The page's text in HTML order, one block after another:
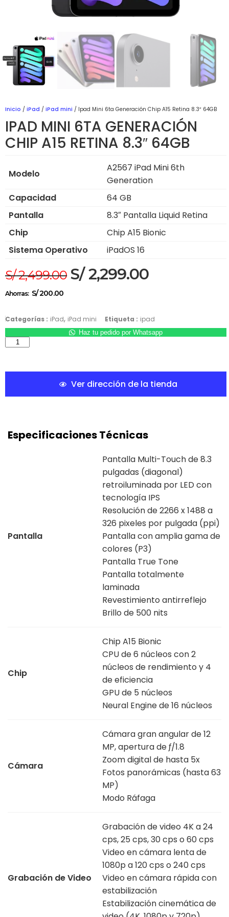
Inicio / iPad / iPad mini / Ipad Mini 6ta Generación Chip A15 Retina 8.3″ 64GB
IPAD MINI 6TA GENERACIÓN
CHIP A15 RETINA 8.3″ 64GB
Modelo
A2567 iPad Mini 6th
Generation
Capacidad
64 GB
Pantalla
8.3″ Pantalla Liquid Retina
Chip
Chip A15 Bionic
Sistema Operativo
iPadOS 16
S/2,499.00 S/2,299.00
Ahorras: S/200.00
Categorías : iPad, iPad mini Etiqueta : ipad
Haz tu pedido por Whatsapp
Ver dirección de la tienda
Especificaciones Técnicas
Pantalla
Pantalla Multi-Touch de 8.3
pulgadas (diagonal)
retroiluminada por LED con
tecnología IPS
Resolución de 2266 x 1488 a
326 pixeles por pulgada (ppi)
Pantalla con amplia gama de
colores (P3)
Pantalla True Tone
Pantalla totalmente
laminada
Revestimiento antirreflejo
Brillo de 500 nits
Chip
Chip A15 Bionic
CPU de 6 núcleos con 2
núcleos de rendimiento y 4
de eficiencia
GPU de 5 núcleos
Neural Engine de 16 núcleos
Cámara
Cámara gran angular de 12
MP, apertura de ƒ/1.8
Zoom digital de hasta 5x
Fotos panorámicas (hasta 63
MP)
Modo Ráfaga
Grabación de Video
Grabación de video 4K a 24
cps, 25 cps, 30 cps o 60 cps
Video en cámara lenta de
1080p a 120 cps o 240 cps
Video en cámara rápida con
estabilización
Estabilización cinemática de